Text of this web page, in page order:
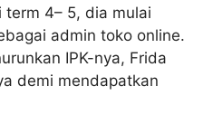
term 4– 5, dia mulai
admin toko online.
IPK-nya, Frida
demi mendapatkan